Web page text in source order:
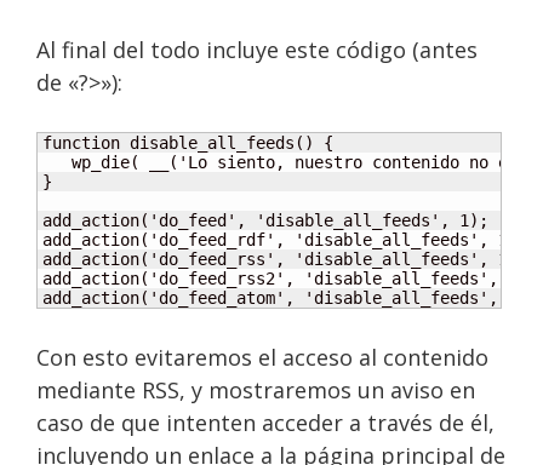
Al final del todo incluye este código (antes
de «?>»):
function disable_all_feeds() {
wp_die( __('Lo siento, nuestro contenido no
}
add_action('do_feed', 'disable_all_feeds', 1);
add_action('do_feed_rdf', 'disable_all_feeds', 1);
add_action('do_feed_rss', 'disable_all_feeds', 1);
add_action('do_feed_rss2', 'disable_all_feeds', 1);
add_action('do_feed_atom', 'disable_all_feeds', 1);
Con esto evitaremos el acceso al contenido
mediante RSS, y mostraremos un aviso en
caso de que intenten acceder a través de él,
incluyendo un enlace a la página principal de